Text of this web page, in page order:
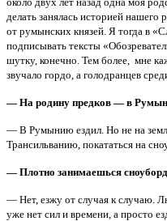
делать занялась историей
от румынских князей. Я тогда в
подписывать тексты
шутку, конечно. Тем более, мне
звучало гордо, а голодранцев
— На родину предков — в
— В Румынию ездил. Но не на
Трансильванию, покататься на
— Плотно занимаешься
— Нет, езжу от случая к случаю.
уже нет сил и времени, а просто